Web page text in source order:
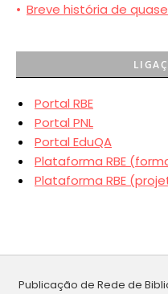
• Breve história de
Portal RBE
Portal PNL
Portal EduQA
Plataforma RBE
Plataforma RBE
Publicação de Rede de